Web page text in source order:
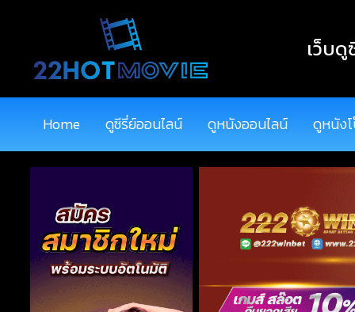
เว็บ
Home ดูซีรี่ย์ออนไลน์ ดูหนังออนไลน์ ดูหนัง